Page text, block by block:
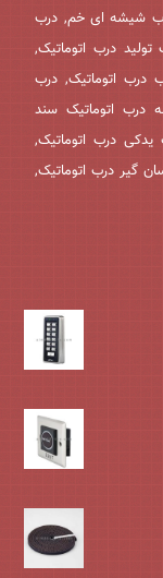
شیشه ای خم, درب
درب اتوماتیک,
درب اتوماتیک, درب
درب اتوماتیک سند
درب اتوماتیک,
گیر درب اتوماتیک,